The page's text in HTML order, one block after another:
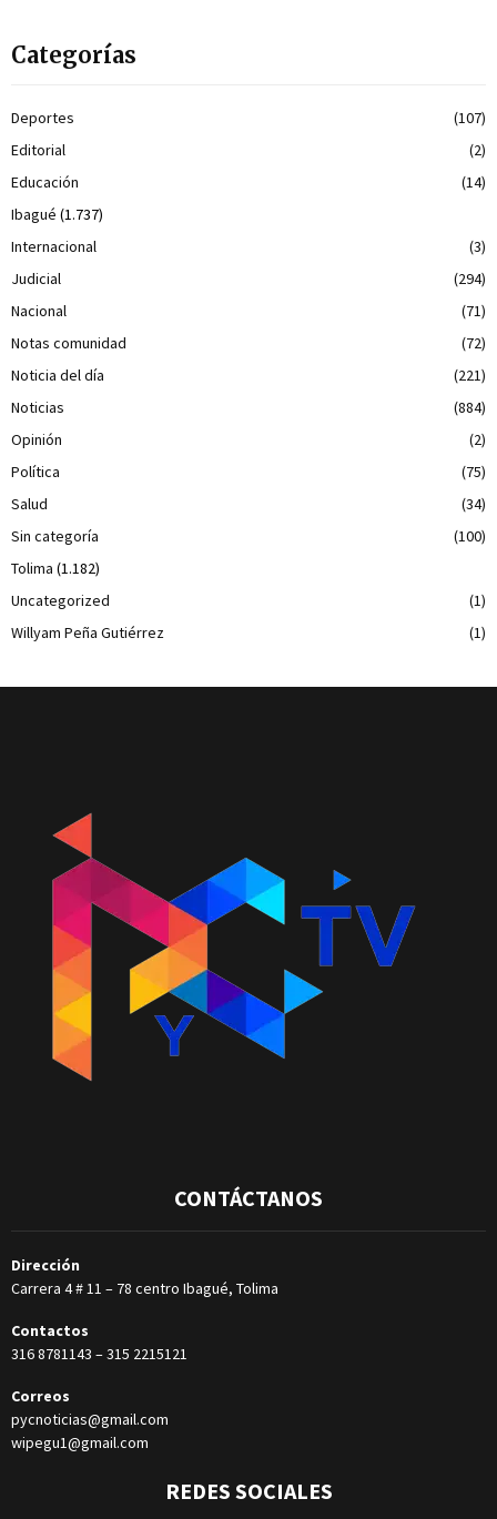
Categorías
Deportes
(107)
Editorial
(2)
Educación
(14)
Ibagué (1.737)
Internacional
(3)
Judicial
(294)
Nacional
(71)
Notas comunidad
(72)
Noticia del día
(221)
Noticias
(884)
Opinión
(2)
Política
(75)
Salud
(34)
Sin categoría
(100)
Tolima (1.182)
Uncategorized
(1)
Willyam Peña Gutiérrez
(1)
CONTÁCTANOS
Dirección
Carrera 4 # 11 – 78 centro Ibagué, Tolima
Contactos
316 8781143 –315 2215121
Correos
pycnoticias@gmail.com
wipegu1@gmail.com
REDES SOCIALES